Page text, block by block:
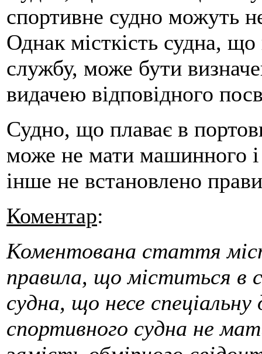
спортивне судно можуть
Однак місткість судна,
службу, може бути
видачею відповідного
Судно, що плаває в
може не мати машинного і
інше не встановлено
Коментар:
Коментована стаття
правила, що міститься в
судна, що несе
спортивного судна не